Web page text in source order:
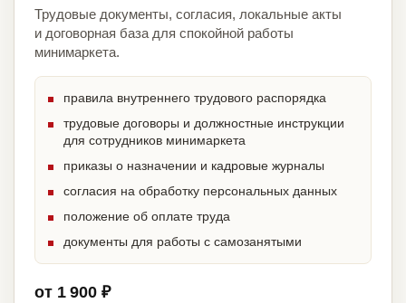
Трудовые документы, согласия, локальные акты
и договорная база для спокойной работы
минимаркета.
правила внутреннего трудового распорядка
трудовые договоры и должностные инструкции
для сотрудников минимаркета
приказы о назначении и кадровые журналы
согласия на обработку персональных данных
положение об оплате труда
документы для работы с самозанятыми
от 1 900 ₽